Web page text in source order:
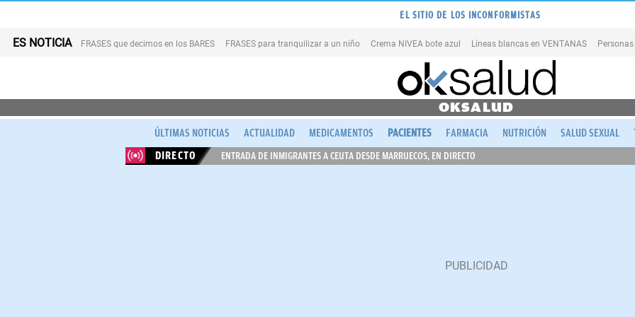
EL SITIO DE LOS INCONFORMISTAS
ES NOTICIA FRASES que decimos en los BARES FRASES para tranquilizar a un niño Crema NIVEA bote azul Líneas blancas en VENTANAS Personas
OKSALUD
ÚLTIMAS NOTICIAS ACTUALIDAD MEDICAMENTOS PACIENTES FARMACIA NUTRICIÓN SALUD SEXUAL
DIRECTO
ENTRADA DE INMIGRANTES A CEUTA DESDE MARRUECOS, EN DIRECTO